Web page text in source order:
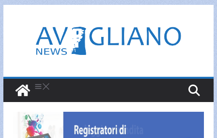
contenuto